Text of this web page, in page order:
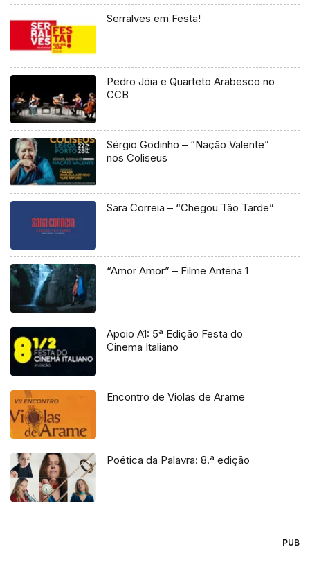
Serralves em Festa!
Pedro Jóia e Quarteto Arabesco no
CCB
Sérgio Godinho – “Nação Valente”
nos Coliseus
Sara Correia – “Chegou Tão Tarde”
“Amor Amor” – Filme Antena 1
Apoio A1: 5ª Edição Festa do
Cinema Italiano
Encontro de Violas de Arame
Poética da Palavra: 8.ª edição
PUB